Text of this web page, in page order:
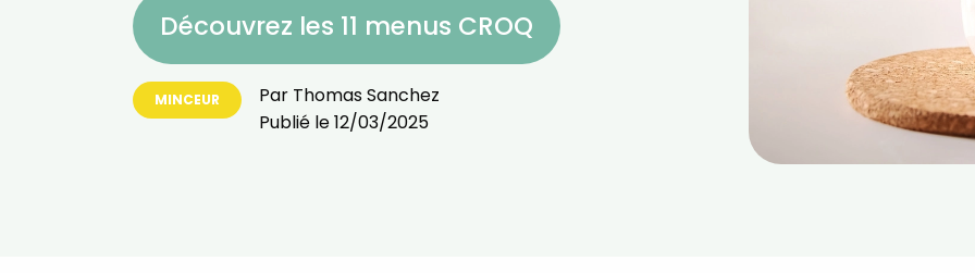
Découvrez les 11 menus CROQ
MINCEUR Par Thomas Sanchez
Publié le12/03/2025